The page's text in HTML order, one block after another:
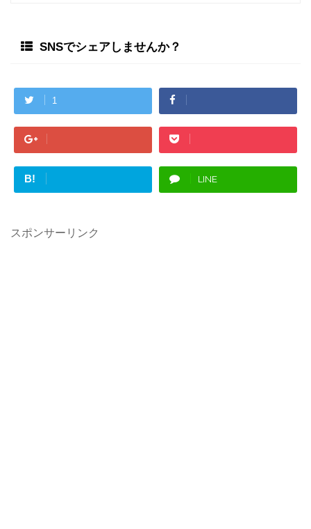
SNSでシェアしませんか？
1
B! LINE
スポンサーリンク